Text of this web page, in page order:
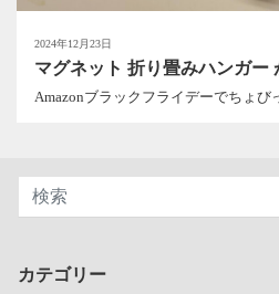
2024年12月23日
マグネット 折り畳みハンガー
Amazonブラックフライデーでちょび
カテゴリー